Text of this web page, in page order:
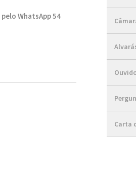
WhatsApp 54
Carta